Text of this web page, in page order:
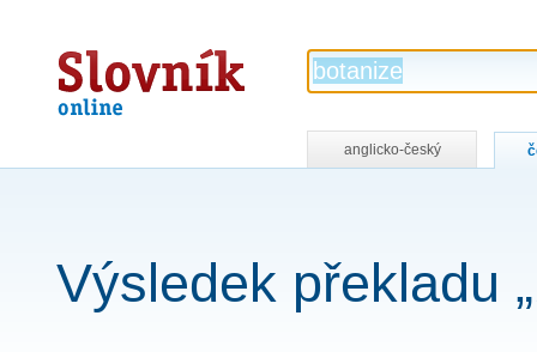
Slovník
online
anglicko-český
Výsledek překladu